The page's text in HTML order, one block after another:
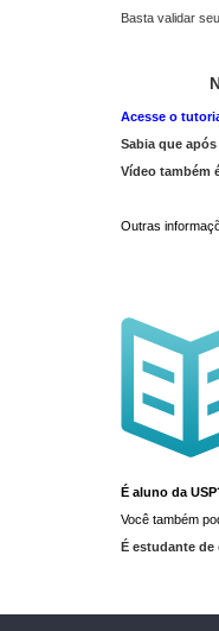
Basta validar
Acesse o
Sabia que
Vídeo também
Outras
É aluno da
Você também
É estudante